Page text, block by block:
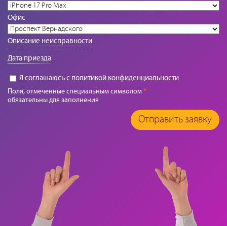
Офис
Описание неисправности
Дата приезда
Я соглашаюсь с политикой конфиденциальности
Поля, отмеченные специальным символом*
обязательны для заполнения
Отправить заявку